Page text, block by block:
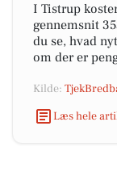
I Tistrup
gennemsnit
du se, hvad
om der er
Kilde:
Læs hele